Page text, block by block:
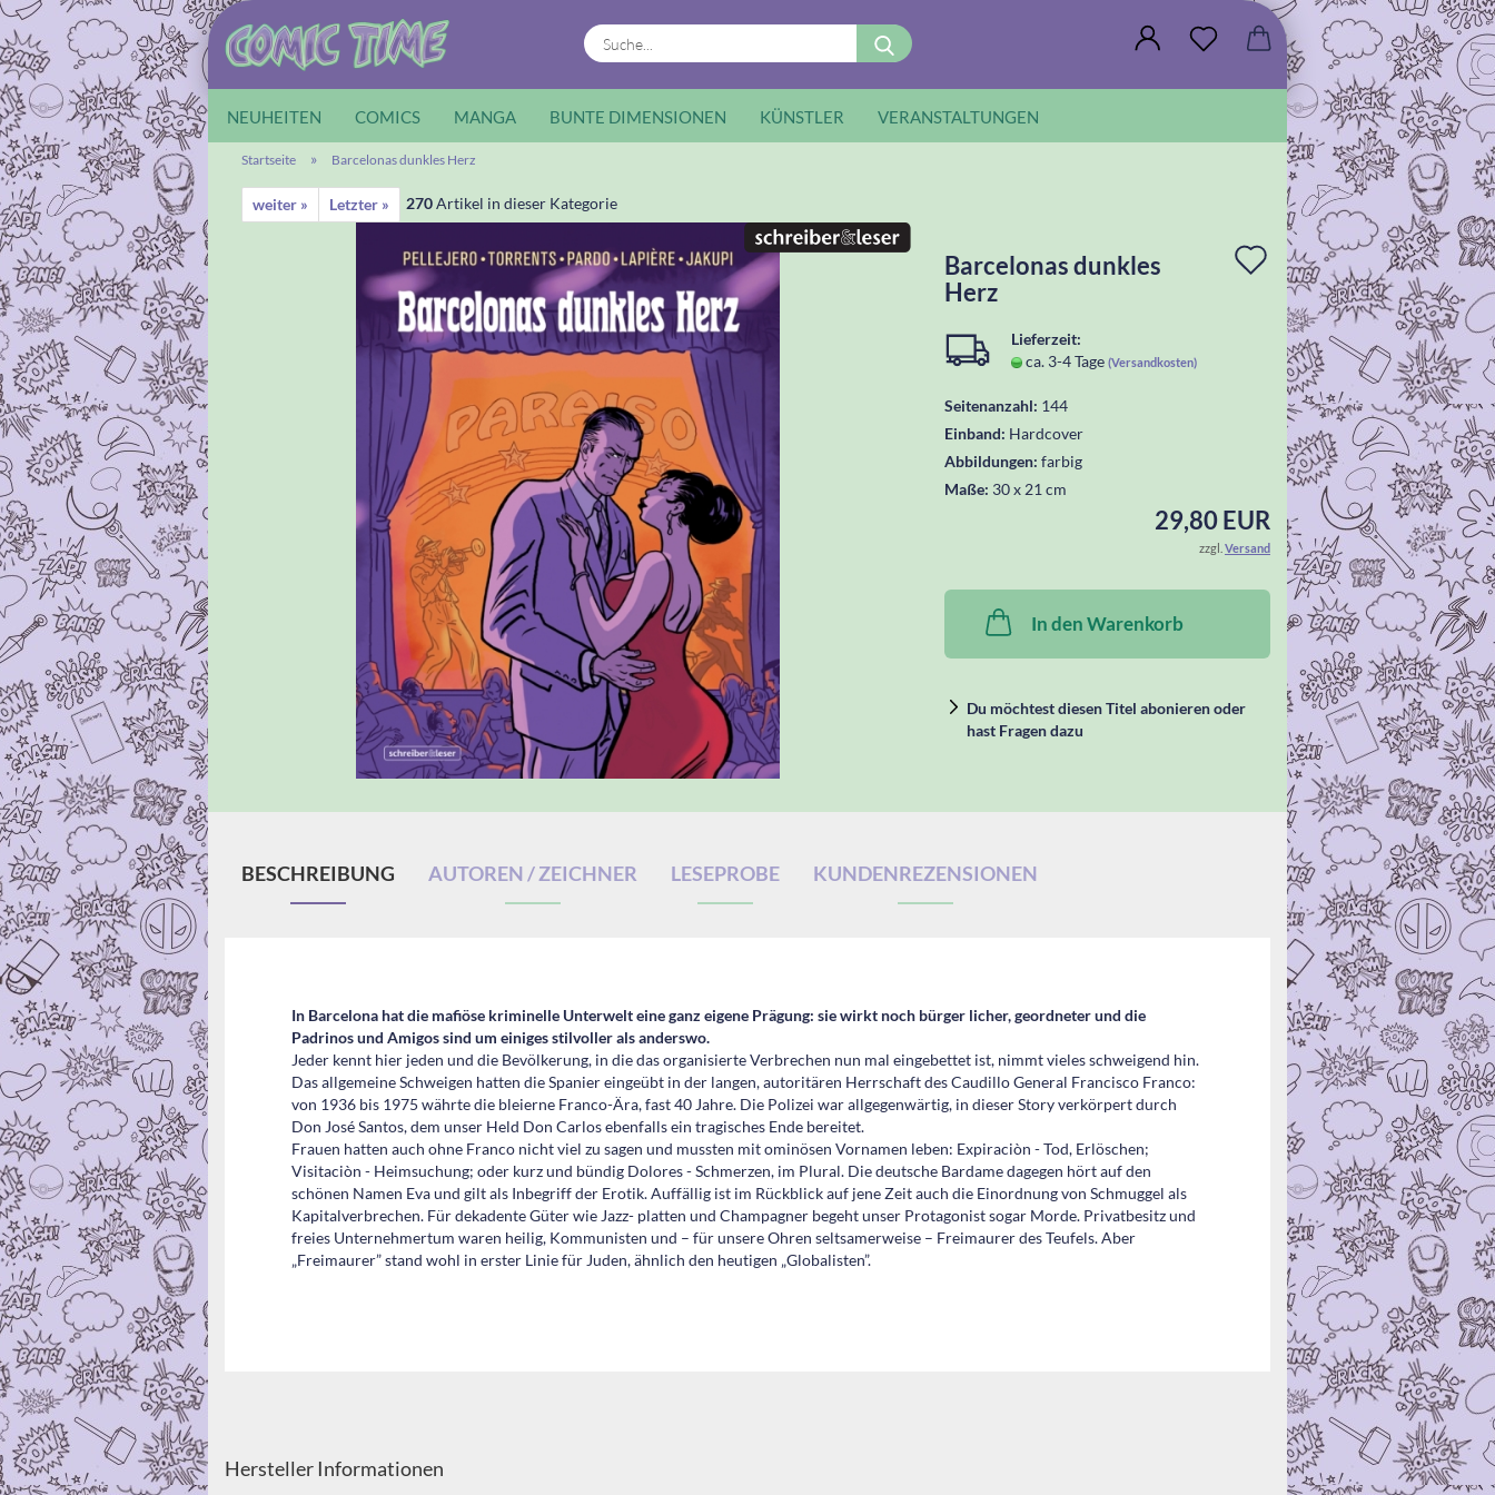
Suche...
NEUHEITEN COMICS MANGA BUNTE DIMENSIONEN KÜNSTLER VERANSTALTUNGEN
Startseite » Barcelonas dunkles Herz
weiter » Letzter » 270Artikel in dieser Kategorie
In
die
Wunschliste
legen
Barcelonas dunkles
Herz
Lieferzeit:
ca. 3-4 Tage (Versandkosten)
Seitenanzahl: 144
Einband: Hardcover
Abbildungen: farbig
Maße: 30 x 21 cm
29,80 EUR
zzgl. Versand
In den Warenkorb
Du möchtest diesen Titel abonieren oder
hast Fragen dazu
BESCHREIBUNG AUTOREN / ZEICHNER LESEPROBE KUNDENREZENSIONEN
In Barcelona hat die mafiöse kriminelle Unterwelt eine ganz eigene Prägung: sie wirkt noch bürger licher, geordneter und die
Padrinos und Amigos sind um einiges stilvoller als anderswo.
Jeder kennt hier jeden und die Bevölkerung, in die das organisierte Verbrechen nun mal eingebettet ist, nimmt vieles schweigend hin.
Das allgemeine Schweigen hatten die Spanier eingeübt in der langen, autoritären Herrschaft des Caudillo General Francisco Franco:
von 1936 bis 1975 währte die bleierne Franco-Ära, fast 40 Jahre. Die Polizei war allgegenwärtig, in dieser Story verkörpert durch
Don José Santos, dem unser Held Don Carlos ebenfalls ein tragisches Ende bereitet.
Frauen hatten auch ohne Franco nicht viel zu sagen und mussten mit ominösen Vornamen leben: Expiraciòn - Tod, Erlöschen;
Visitaciòn - Heimsuchung; oder kurz und bündig Dolores - Schmerzen, im Plural. Die deutsche Bardame dagegen hört auf den
schönen Namen Eva und gilt als Inbegriff der Erotik. Auffällig ist im Rückblick auf jene Zeit auch die Einordnung von Schmuggel als
Kapitalverbrechen. Für dekadente Güter wie Jazz- platten und Champagner begeht unser Protagonist sogar Morde. Privatbesitz und
freies Unternehmertum waren heilig, Kommunisten und – für unsere Ohren seltsamerweise – Freimaurer des Teufels. Aber
„Freimaurer” stand wohl in erster Linie für Juden, ähnlich den heutigen „Globalisten”.
Hersteller Informationen